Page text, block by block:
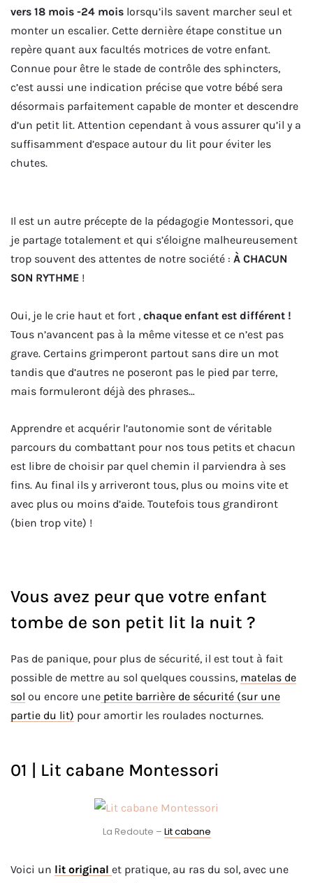
vers 18 mois -24 mois lorsqu’ils savent marcher seul et
monter un escalier. Cette dernière étape constitue un
repère quant aux facultés motrices de votre enfant.
Connue pour être le stade de contrôle des sphincters,
c’est aussi une indication précise que votre bébé sera
désormais parfaitement capable de monter et descendre
d’un petit lit. Attention cependant à vous assurer qu’il y a
suffisamment d’espace autour du lit pour éviter les
chutes.
Il est un autre précepte de la pédagogie Montessori, que
je partage totalement et qui s’éloigne malheureusement
trop souvent des attentes de notre société : À CHACUN
SON RYTHME !
Oui, je le crie haut et fort , chaque enfant est différent !
Tous n’avancent pas à la même vitesse et ce n’est pas
grave. Certains grimperont partout sans dire un mot
tandis que d’autres ne poseront pas le pied par terre,
mais formuleront déjà des phrases…
Apprendre et acquérir l’autonomie sont de véritable
parcours du combattant pour nos tous petits et chacun
est libre de choisir par quel chemin il parviendra à ses
fins. Au final ils y arriveront tous, plus ou moins vite et
avec plus ou moins d’aide. Toutefois tous grandiront
(bien trop vite) !
Vous avez peur que votre enfant
tombe de son petit lit la nuit ?
Pas de panique, pour plus de sécurité, il est tout à fait
possible de mettre au sol quelques coussins, matelas de
sol ou encore une petite barrière de sécurité (sur une
partie du lit) pour amortir les roulades nocturnes.
01 | Lit cabane Montessori
La Redoute – Lit cabane
Voici un lit original et pratique, au ras du sol, avec une